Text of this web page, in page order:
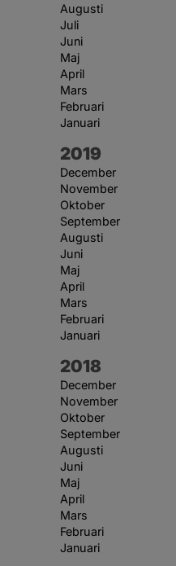
Augusti
Juli
Juni
Maj
April
Mars
Februari
Januari
År:
2019
December
November
Oktober
September
Augusti
Juni
Maj
April
Mars
Februari
Januari
År:
2018
December
November
Oktober
September
Augusti
Juni
Maj
April
Mars
Februari
Januari